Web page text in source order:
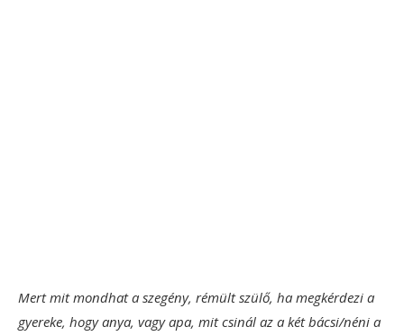
Mert mit mondhat a szegény, rémült szülő, ha megkérdezi a
gyereke, hogy anya, vagy apa, mit csinál az a két bácsi/néni a